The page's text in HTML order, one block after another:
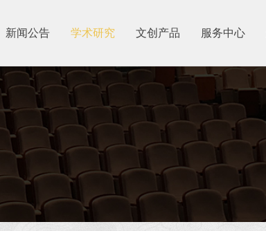
新闻公告 学术研究 文创产品 服务中心